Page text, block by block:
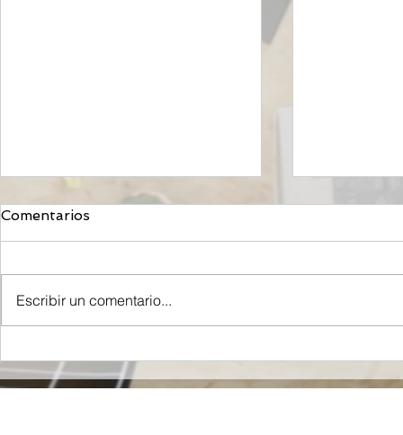
Takeda dirigido a la
Orexina, recibe la
inyección
Comentarios
Escribir un comentario...